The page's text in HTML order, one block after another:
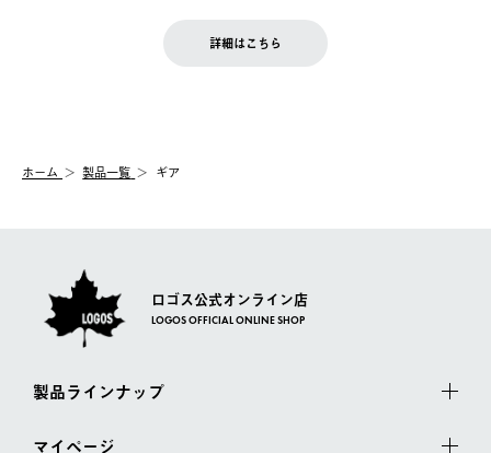
【配送業者】
佐川急便にて配送されます。
お客様都合の返品にかかる送料は、お客様ご負担とさせていただ
一度お手元の商品を返品いただき、ご希望商品を再注文してくだ
LOGOS FAMILY会員の方は、会員マイページ内 購入履歴画面に
詳細はこちら
ホーム 製品一覧 ギア
ロゴス公式オンライン店
LOGOS OFFICIAL ONLINE SHOP
製品ラインナップ
マイページ